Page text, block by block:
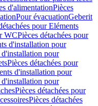
d'alimentationPièces
Pour évacuationGeberit
pour Eléments
WCPièces détachées pour
d'installation pour
d'installation pour
Pièces détachées pour
d'installation pour
d'installation pour
Pièces détachées pour
Pièces détachées